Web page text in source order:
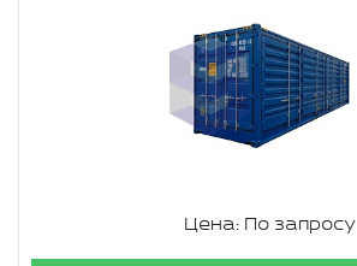
Цена: По запросу